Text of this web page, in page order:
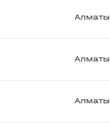
Алматы
Алматы
Алматы